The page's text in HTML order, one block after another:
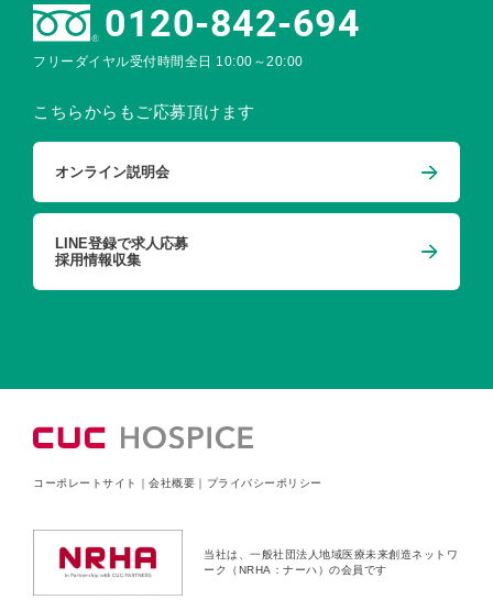
0120-842-694
フリーダイヤル受付時間全日 10:00～20:00
こちらからもご応募頂けます
オンライン説明会
LINE登録で求人応募
採用情報収集
コーポレートサイト ｜ 会社概要 ｜ プライバシーポリシー
当社は、一般社団法人地域医療未来創造ネットワ
ーク（NRHA：ナーハ）の会員です